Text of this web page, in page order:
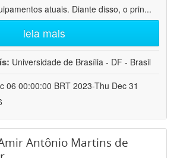
atuais. Diante disso, o prin...
leia mais
Universidade de Brasília - DF - Brasil
06 00:00:00 BRT 2023-Thu Dec 31
Antônio Martins de